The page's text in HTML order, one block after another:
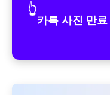
👆
카톡 사진 만